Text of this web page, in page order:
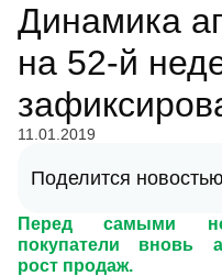
Динамика
на 52-й
11.01.2019
Поделится новостью
Перед самыми
покупатели вновь
рост продаж.